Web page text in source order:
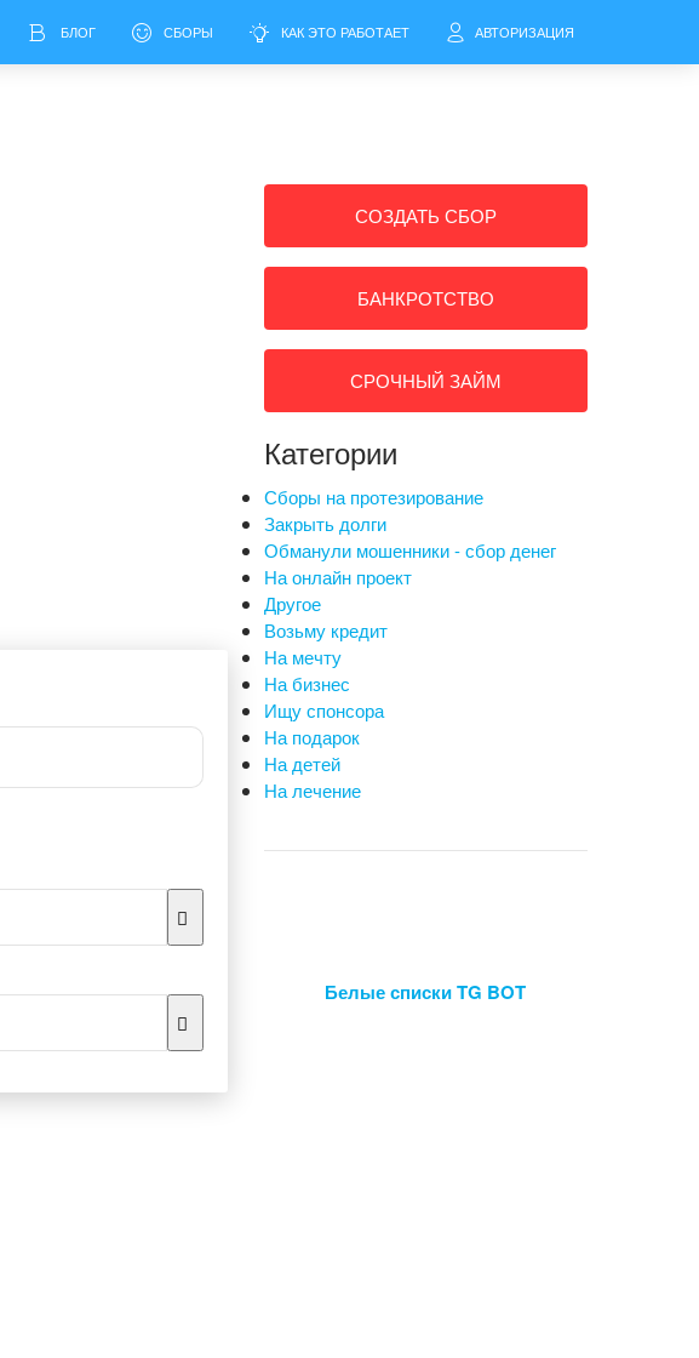
БЛОГ СБОРЫ КАК ЭТО РАБОТАЕТ АВТОРИЗАЦИЯ
СОЗДАТЬ СБОР
БАНКРОТСТВО
СРОЧНЫЙ ЗАЙМ
Категории
Сборы на протезирование
Закрыть долги
Обманули мошенники - сбор денег
На онлайн проект
Другое
Возьму кредит
На мечту
На бизнес
Ищу спонсора
На подарок
На детей
На лечение
Белые списки TG BOT